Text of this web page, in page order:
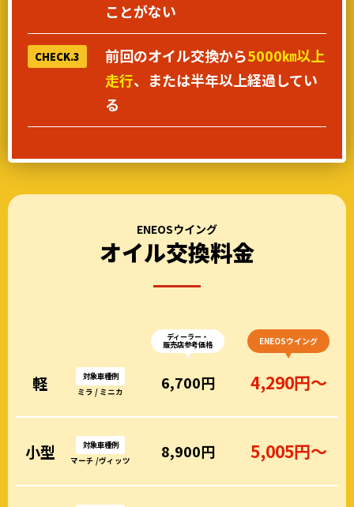
ことがない
CHECK.3 前回のオイル交換から5000㎞以上
走行、または半年以上経過してい
る
ENEOSウイング
オイル交換料金
ディーラー・
販売店参考価格 ENEOSウイング
軽
対象車種例
ミラ / ミニカ
6,700円 4,290円～
小型
対象車種例
マーチ /ヴィッツ
8,900円 5,005円～